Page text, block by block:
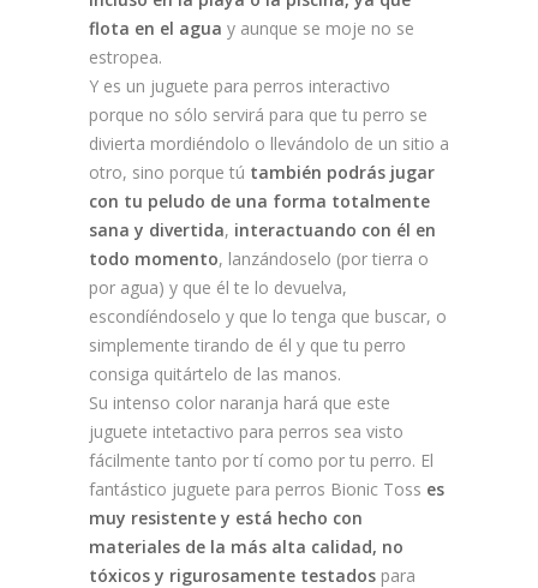
flota en el agua y aunque se moje no se
estropea.
Y es un juguete para perros interactivo
porque no sólo servirá para que tu perro se
divierta mordiéndolo o llevándolo de un sitio a
otro, sino porque tú también podrás jugar
con tu peludo de una forma totalmente
sana y divertida, interactuando con él en
todo momento, lanzándoselo (por tierra o
por agua) y que él te lo devuelva,
escondíéndoselo y que lo tenga que buscar, o
simplemente tirando de él y que tu perro
consiga quitártelo de las manos.
Su intenso color naranja hará que este
juguete intetactivo para perros sea visto
fácilmente tanto por tí como por tu perro. El
fantástico juguete para perros Bionic Toss es
muy resistente y está hecho con
materiales de la más alta calidad, no
tóxicos y rigurosamente testados para